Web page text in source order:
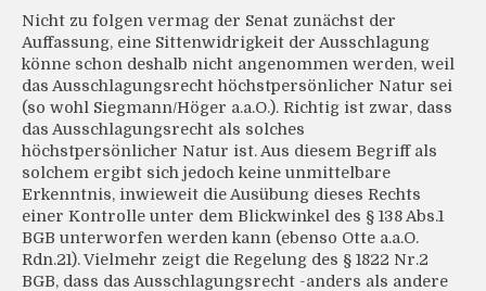
Nicht zu folgen vermag der Senat zunächst der
Auffassung, eine Sittenwidrigkeit der Ausschlagung
könne schon deshalb nicht angenommen werden, weil
das Ausschlagungsrecht höchstpersönlicher Natur sei
(so wohl Siegmann/Höger a.a.O.). Richtig ist zwar, dass
das Ausschlagungsrecht als solches
höchstpersönlicher Natur ist. Aus diesem Begriff als
solchem ergibt sich jedoch keine unmittelbare
Erkenntnis, inwieweit die Ausübung dieses Rechts
einer Kontrolle unter dem Blickwinkel des § 138 Abs.1
BGB unterworfen werden kann (ebenso Otte a.a.O.
Rdn.21). Vielmehr zeigt die Regelung des § 1822 Nr.2
BGB, dass das Ausschlagungsrecht -anders als andere